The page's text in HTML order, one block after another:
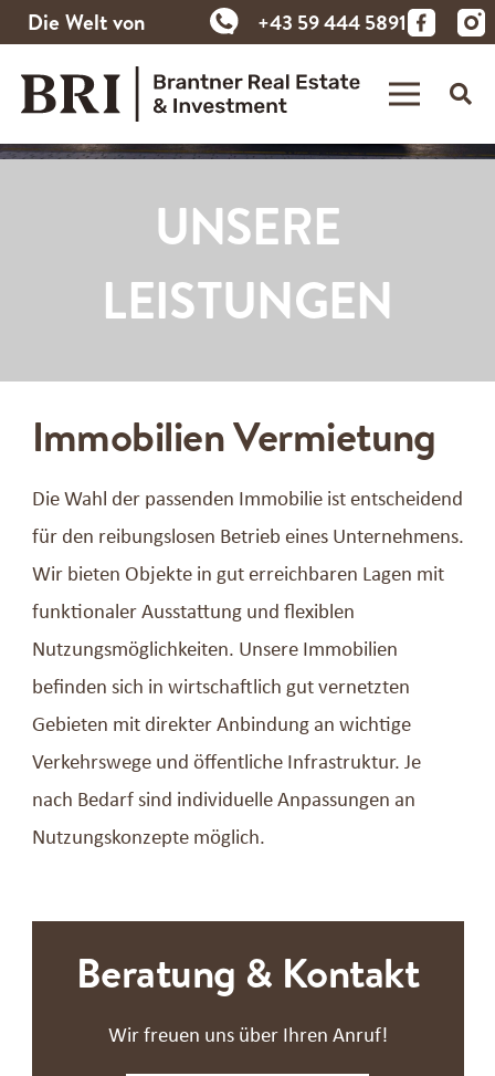
Die Welt von
+43 59 444 5891
UNSERE
LEISTUNGEN
Immobilien Vermietung
Die Wahl der passenden Immobilie ist entscheidend
für den reibungslosen Betrieb eines Unternehmens.
Wir bieten Objekte in gut erreichbaren Lagen mit
funktionaler Ausstattung und flexiblen
Nutzungsmöglichkeiten. Unsere Immobilien
befinden sich in wirtschaftlich gut vernetzten
Gebieten mit direkter Anbindung an wichtige
Verkehrswege und öffentliche Infrastruktur. Je
nach Bedarf sind individuelle Anpassungen an
Nutzungskonzepte möglich.
Beratung & Kontakt
Wir freuen uns über Ihren Anruf!